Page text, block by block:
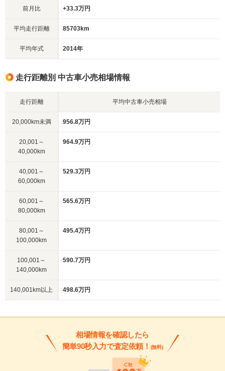
前月比 +33.3万円
平均走行距離 85703km
平均年式 2014年
走行距離別 中古車小売相場情報
走行距離 平均中古車小売相場
20,000km未満 956.8万円
20,001～
40,000km
964.9万円
40,001～
60,000km
529.3万円
60,001～
80,000km
565.6万円
80,001～
100,000km
495.4万円
100,001～
140,000km
590.7万円
140,001km以上 498.6万円
相場情報を確認したら
簡単90秒入力で査定依頼！ (無料)